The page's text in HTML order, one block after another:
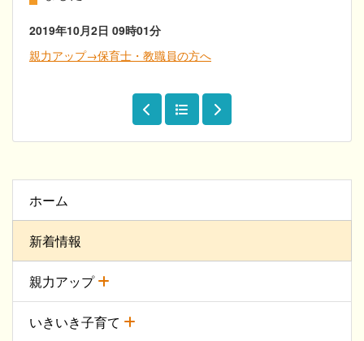
ホーム
新着情報
親力アップ
いきいき子育て
2019年10月2日 09時01分
親力アップ→保育士・教職員の方へ